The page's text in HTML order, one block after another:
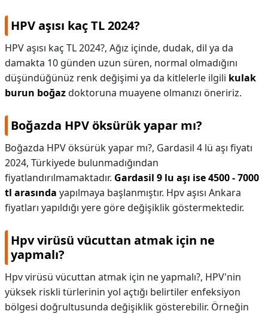
HPV aşısı kaç TL 2024?
HPV aşısı kaç TL 2024?, Ağız içinde, dudak, dil ya da
damakta 10 günden uzun süren, normal olmadığını
düşündüğünüz renk değişimi ya da kitlelerle ilgili kulak
burun boğazdoktoruna muayene olmanızı öneririz.
Boğazda HPV öksürük yapar mı?
Boğazda HPV öksürük yapar mı?, Gardasil 4 lü aşı fiyatı
2024, Türkiyede bulunmadığından
fiyatlandırılmamaktadır. Gardasil 9 lu aşı ise 4500 - 7000
tl arasında yapılmaya başlanmıştır. Hpv aşısı Ankara
fiyatları yapıldığı yere göre değişiklik göstermektedir.
Hpv virüsü vücuttan atmak için ne
yapmalı?
Hpv virüsü vücuttan atmak için ne yapmalı?, HPV'nin
yüksek riskli türlerinin yol açtığı belirtiler enfeksiyon
bölgesi doğrultusunda değişiklik gösterebilir. Örneğin